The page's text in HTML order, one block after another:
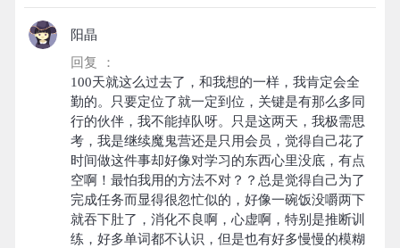
阳晶
回复 ：
100天就这么过去了，和我想的一样，我肯定会全
勤的。只要定位了就一定到位，关键是有那么多同
行的伙伴，我不能掉队呀。只是这两天，我极需思
考，我是继续魔鬼营还是只用会员，觉得自己花了
时间做这件事却好像对学习的东西心里没底，有点
空啊！最怕我用的方法不对？？总是觉得自己为了
完成任务而显得很忽忙似的，好像一碗饭没嚼两下
就吞下肚了，消化不良啊，心虚啊，特别是推断训
练，好多单词都不认识，但是也有好多慢慢的模糊